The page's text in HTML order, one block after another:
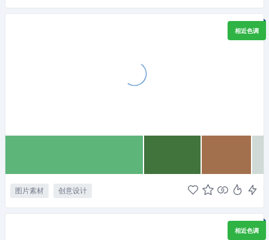
相近色调
图片素材 创意设计
相近色调